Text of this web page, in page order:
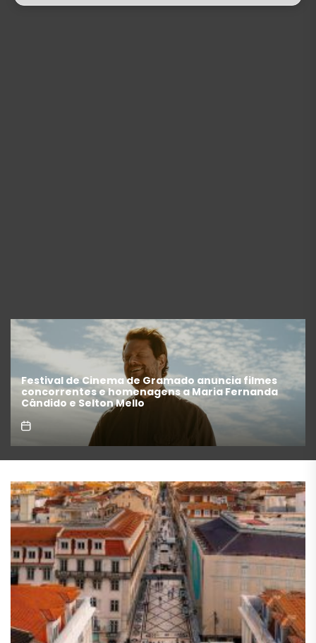
“Michael” faz história e transforma trajetória do
Rei do Pop em fenômeno mundial nos cinemas